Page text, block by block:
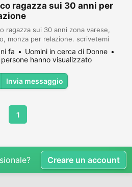
ragazza sui 30 anni per
ragazza sui 30 anni zona varese,
monza per relazione. scrivetemi
fa
Uomini in cerca di Donne
hanno visualizzato
Invia messaggio
1
Creare un account